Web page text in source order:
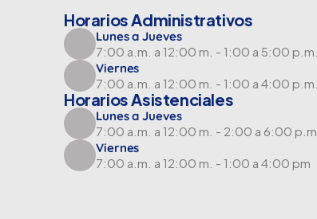
Horarios Administrativos
Lunes a Jueves
7:00 a.m. a 12:00 m. - 1:00 a 5:00 p.m.
Viernes
7:00 a.m. a 12:00 m. - 1:00 a 4:00 p.m.
Horarios Asistenciales
Lunes a Jueves
7:00 a.m. a 12:00 m. - 2:00 a 6:00 p.m.
Viernes
7:00 a.m. a 12:00 m. - 1:00 a 4:00 pm